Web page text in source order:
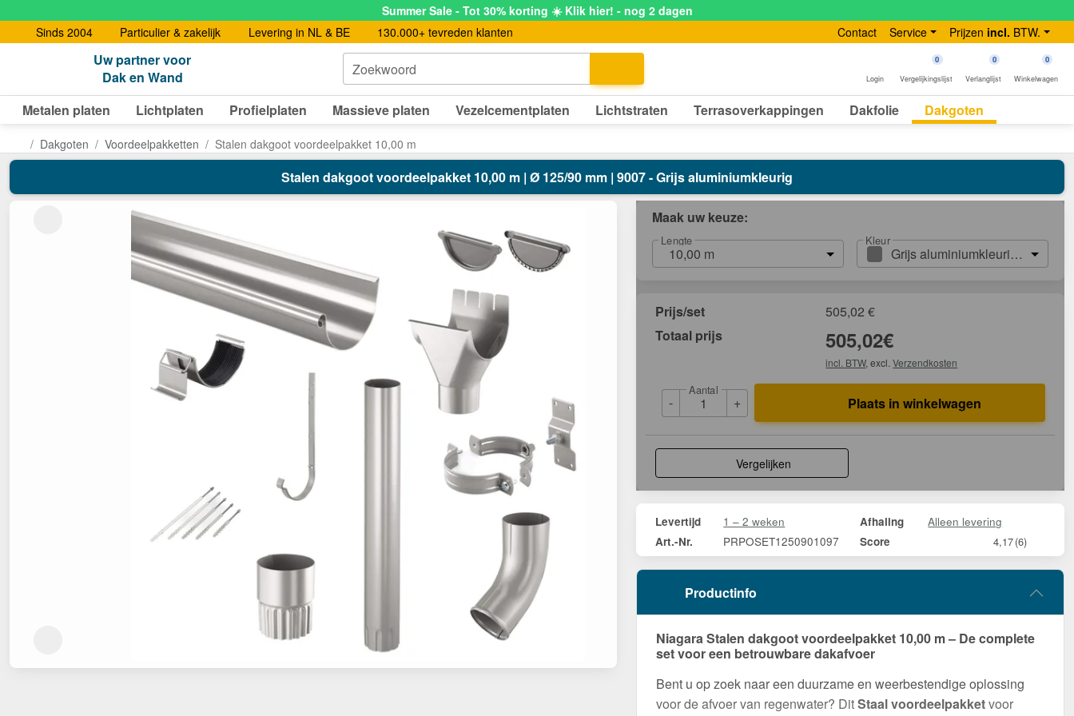
Summer Sale - Tot 30% korting ☀️ Klik hier! - nog 2 dagen
Sinds 2004
Particulier & zakelijk Levering in NL & BE 130.000+ tevreden klanten Contact Service Prijzen incl. BTW.
Uw partner voor
Dak en Wand
Zoekwoord
Login
0
Vergelijkingslijst
0
Verlanglijst
0
Winkelwagen
Metalen platen Lichtplaten Profielplaten Massieve platen Vezelcementplaten Lichtstraten Terrasoverkappingen Dakfolie Dakgoten
Dakgoten Voordeelpakketten Stalen dakgoot voordeelpakket 10,00 m
Stalen dakgoot voordeelpakket 10,00 m | Ø 125/90 mm | 9007 - Grijs aluminiumkleurig
Maak uw keuze:
Lengte
10,00 m
Kleur
Grijs aluminiumkleurig
Prijs/set 505,02 €
Totaal prijs
505,02€
incl. BTW, excl.Verzendkosten
-
Aantal
+ Plaats in winkelwagen
Vergelijken
Levertijd 1 – 2 weken Afhaling Alleen levering
Art.-Nr. PRPOSET1250901097 Score 4,17(6)
Productinfo
Niagara Stalen dakgoot voordeelpakket 10,00 m – De complete
set voor een betrouwbare dakafvoer
Bent u op zoek naar een duurzame en weerbestendige oplossing
voor de afvoer van regenwater? DitStaal voordeelpakketvoor